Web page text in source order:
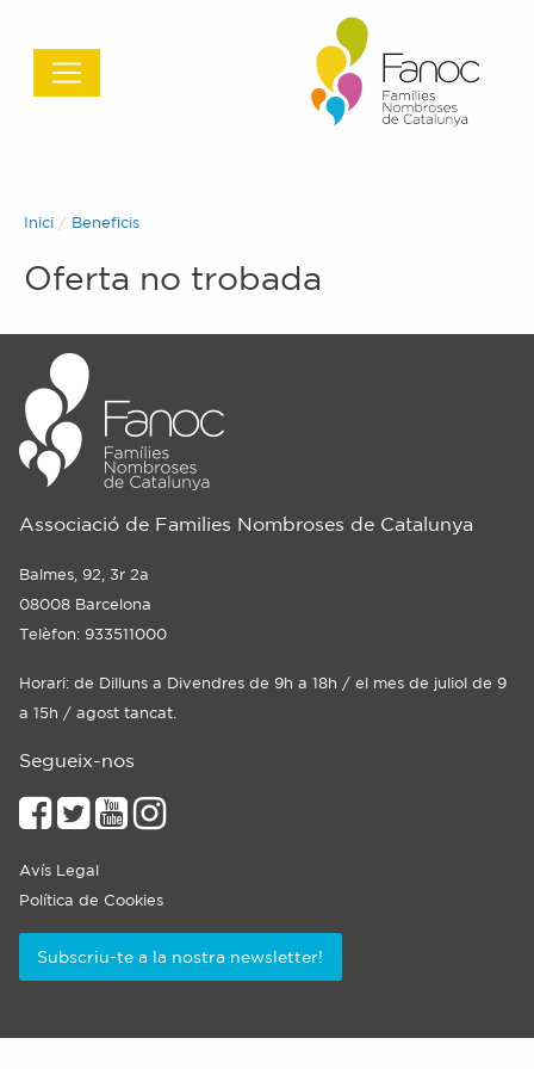
Inici Beneficis
Oferta no trobada
Associació de Families Nombroses de Catalunya
Balmes, 92, 3r 2a
08008 Barcelona
Telèfon: 933511000
Horari: de Dilluns a Divendres de 9h a 18h / el mes de juliol de 9
a 15h / agost tancat.
Segueix-nos
Avís Legal
Política de Cookies
Subscriu-te a la nostra newsletter!